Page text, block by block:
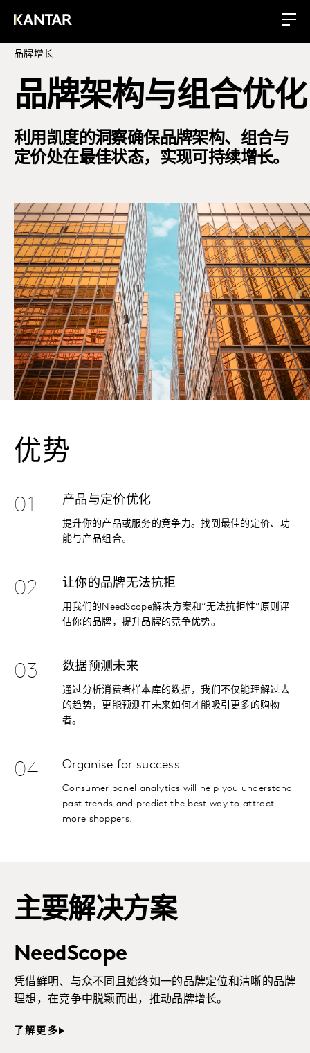
品牌增长
品牌架构与组合优化
利用凯度的洞察确保品牌架构、组合与
定价处在最佳状态，实现可持续增长。
优势
01 产品与定价优化
提升你的产品或服务的竞争力。找到最佳的定价、功
能与产品组合。
02 让你的品牌无法抗拒
用我们的NeedScope解决方案和“无法抗拒性”原则评
估你的品牌，提升品牌的竞争优势。
03 数据预测未来
通过分析消费者样本库的数据，我们不仅能理解过去
的趋势，更能预测在未来如何才能吸引更多的购物
者。
04 Organise for success
Consumer panel analytics will help you understand
past trends and predict the best way to attract
more shoppers.
主要解决方案
NeedScope
凭借鲜明、与众不同且始终如一的品牌定位和清晰的品牌
理想，在竞争中脱颖而出，推动品牌增长。
了解更多